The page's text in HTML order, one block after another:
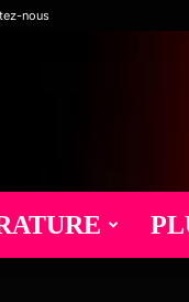
nous